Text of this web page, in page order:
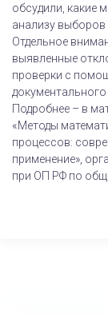
обсудили, какие
анализу выборов
Отдельное
выявленные
проверки с
Подробнее – в
«Методы
процессов:
применение»,
при ОП РФ по